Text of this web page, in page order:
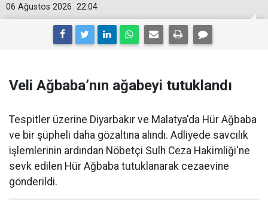
22:04
06 Ağustos 2026
Veli Ağbaba’nın ağabeyi tutuklandı
Tespitler üzerine Diyarbakır ve Malatya'da Hür Ağbaba
ve bir şüpheli daha gözaltına alındı. Adliyede savcılık
işlemlerinin ardından Nöbetçi Sulh Ceza Hakimliği'ne
sevk edilen Hür Ağbaba tutuklanarak cezaevine
gönderildi.